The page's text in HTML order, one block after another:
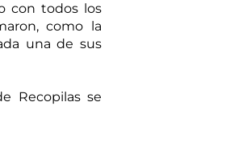
con todos los
como la
una de sus
Recopilas se